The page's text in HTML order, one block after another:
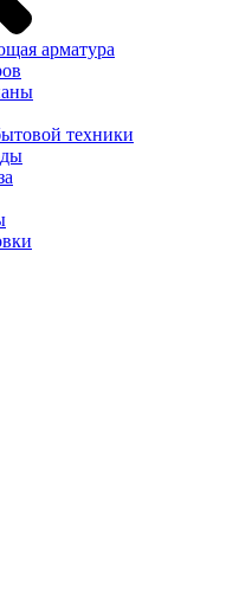
арматура
техники